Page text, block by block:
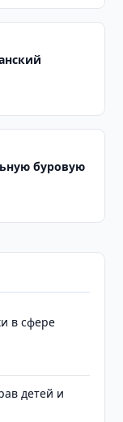
буровую
в сфере
детей и